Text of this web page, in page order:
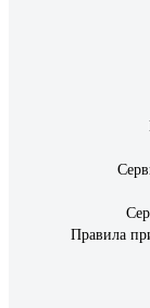
Правила